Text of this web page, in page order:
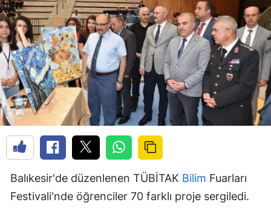
Balıkesir'de düzenlenen TÜBİTAK Bilim Fuarları
Festivali'nde öğrenciler 70 farklı proje sergiledi.